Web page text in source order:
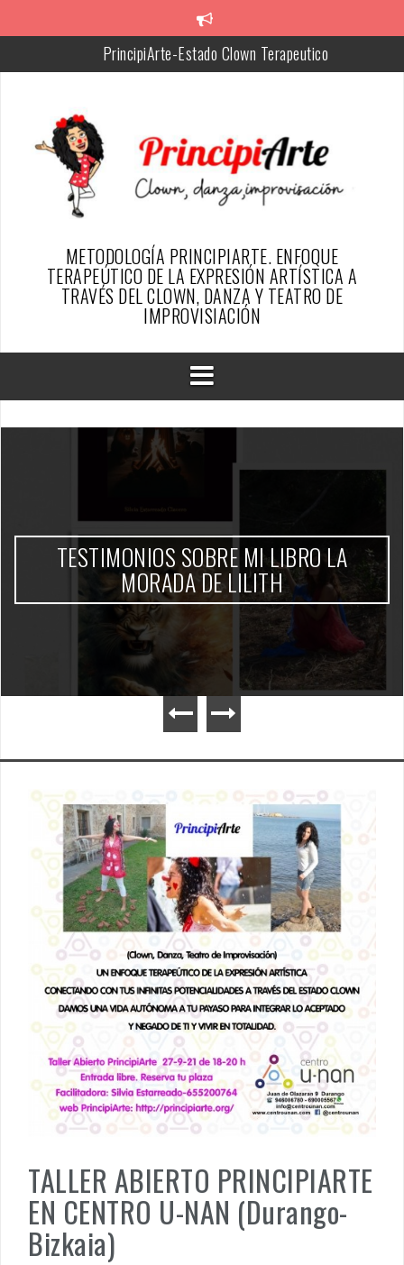
to
PrincipiArte-Estado Clown Terapeutico
Silvia, Creadora de la metodología PrincipiArte
Resumen del proyecto
SER PAYASO DESDE EL ENFOQUE TERAPÉUTICO DE
PRINCIPIARTE-ARTICULO REVISTA ESFINGE
TESTIMONIOS PAYAS@S DE ALGUN@S PRINCIPIARTES
METODOLOGÍA PRINCIPIARTE. ENFOQUE
TERAPEÚTICO DE LA EXPRESIÓN ARTÍSTICA A
TRAVÉS DEL CLOWN, DANZA Y TEATRO DE
IMPROVISIACIÓN
TESTIMONIOS SOBRE MI LIBRO LA
MORADA DE LILITH
TALLER ABIERTO PRINCIPIARTE
EN CENTRO U-NAN (Durango-
Bizkaia)